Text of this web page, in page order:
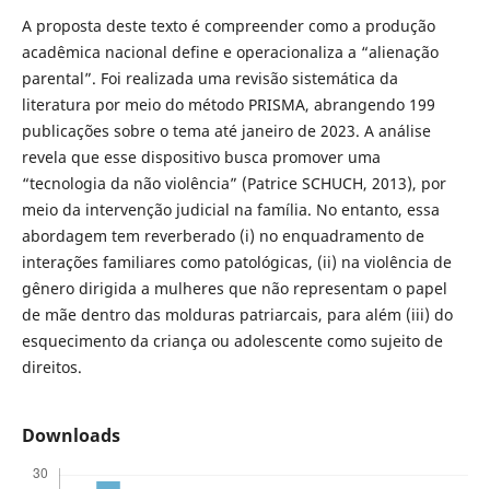
A proposta deste texto é compreender como a produção
acadêmica nacional define e operacionaliza a “alienação
parental”. Foi realizada uma revisão sistemática da
literatura por meio do método PRISMA, abrangendo 199
publicações sobre o tema até janeiro de 2023. A análise
revela que esse dispositivo busca promover uma
“tecnologia da não violência” (Patrice SCHUCH, 2013), por
meio da intervenção judicial na família. No entanto, essa
abordagem tem reverberado (i) no enquadramento de
interações familiares como patológicas, (ii) na violência de
gênero dirigida a mulheres que não representam o papel
de mãe dentro das molduras patriarcais, para além (iii) do
esquecimento da criança ou adolescente como sujeito de
direitos.
Downloads